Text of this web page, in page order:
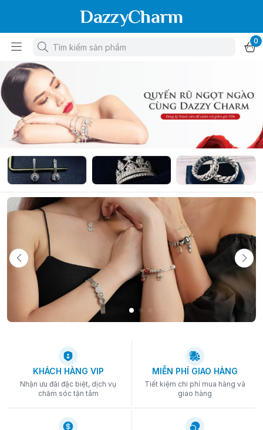
DazzyCharm
0
KHÁCH HÀNG VIP
Nhận ưu đãi đặc biệt, dịch vụ
chăm sóc tận tâm
MIỄN PHÍ GIAO HÀNG
Tiết kiệm chi phí mua hàng và
giao hàng